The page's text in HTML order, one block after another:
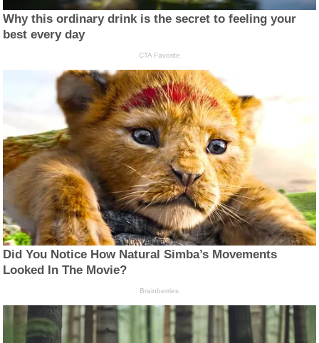
Why this ordinary drink is the secret to feeling your
best every day
CTA Favorite
Did You Notice How Natural Simba’s Movements
Looked In The Movie?
Brainberries